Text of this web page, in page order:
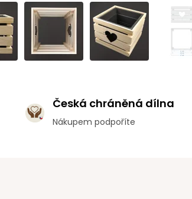
Česká chráněná dílna
Nákupem podpoříte